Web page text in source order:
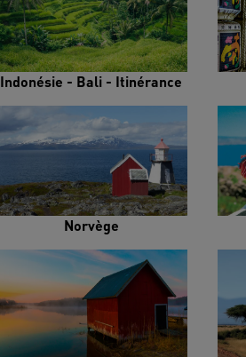
Indonésie - Bali - Itinérance
Norvège